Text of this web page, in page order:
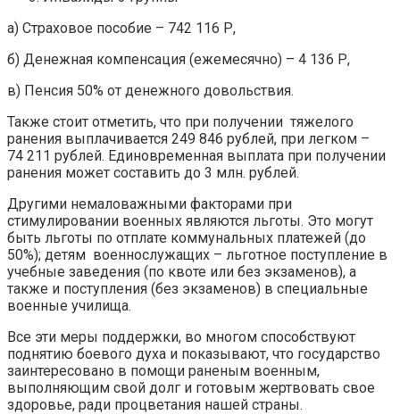
а) Страховое пособие – 742 116 Р,
б) Денежная компенсация (ежемесячно) – 4 136 Р,
в) Пенсия 50% от денежного довольствия.
Также стоит отметить, что при получении тяжелого
ранения выплачивается 249 846 рублей, при легком –
74 211 рублей. Единовременная выплата при получении
ранения может составить до 3 млн. рублей.
Другими немаловажными факторами при
стимулировании военных являются льготы. Это могут
быть льготы по отплате коммунальных платежей (до
50%); детям военнослужащих – льготное поступление в
учебные заведения (по квоте или без экзаменов), а
также и поступления (без экзаменов) в специальные
военные училища.
Все эти меры поддержки, во многом способствуют
поднятию боевого духа и показывают, что государство
заинтересовано в помощи раненым военным,
выполняющим свой долг и готовым жертвовать свое
здоровье, ради процветания нашей страны.